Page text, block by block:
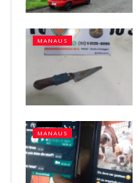
MANAUS
MANAUS